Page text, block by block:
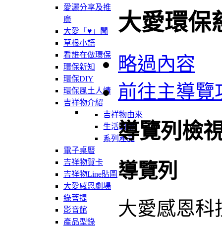
愛灑分享及推
廣
大愛「♥」聞
草根小語
看誰在做環保
環保新知
環保DIY
環保風土人情
吉祥物介紹
吉祥物由來
生活軌跡
系列產品
電子桌曆
吉祥物賀卡
吉祥物Line貼圖
大愛感恩劇場
綠菩提
影音館
產品型錄
大愛環保
略過內容
前往主導覽
導覽列檢
導覽列
大愛感恩科